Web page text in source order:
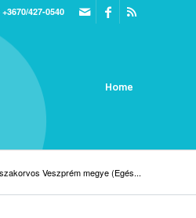
+3670/427-0540
Home
Veszprém megye (Egés...